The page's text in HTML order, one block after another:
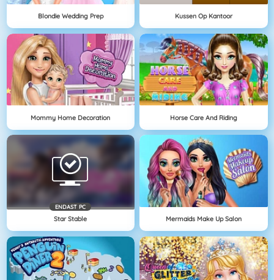
Blondie Wedding Prep Kussen Op Kantoor
Mommy Home Decoration Horse Care And Riding
ENDAST PC
Star Stable Mermaids Make Up Salon